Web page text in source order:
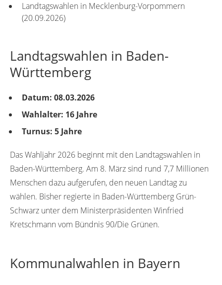
Landtagswahlen in Mecklenburg-Vorpommern
(20.09.2026)
Landtagswahlen in Baden-
Württemberg
Datum: 08.03.2026
Wahlalter: 16 Jahre
Turnus: 5 Jahre
Das Wahljahr 2026 beginnt mit den Landtagswahlen in
Baden-Württemberg. Am 8. März sind rund 7,7 Millionen
Menschen dazu aufgerufen, den neuen Landtag zu
wählen. Bisher regierte in Baden-Württemberg Grün-
Schwarz unter dem Ministerpräsidenten Winfried
Kretschmann vom Bündnis 90/Die Grünen.
Kommunalwahlen in Bayern